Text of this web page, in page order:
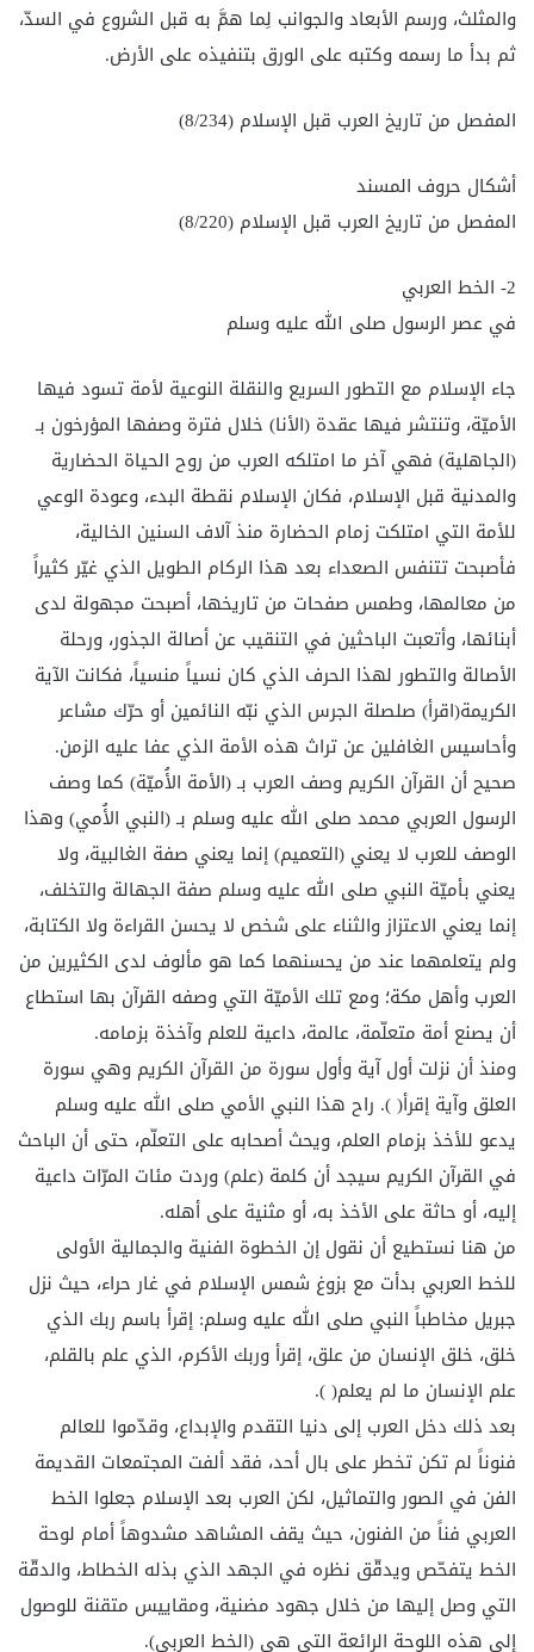
والمثلث، ورسم الأبعاد والجوانب لِما همَّ به قبل الشروع في السدّ،
ثم بدأ ما رسمه وكتبه على الورق بتنفيذه على الأرض.
المفصل من تاريخ العرب قبل الإسلام (8/234)
أشكال حروف المسند
المفصل من تاريخ العرب قبل الإسلام (8/220)
2- الخط العربي
في عصر الرسول صلى الله عليه وسلم
جاء الإسلام مع التطور السريع والنقلة النوعية لأمة تسود فيها
الأميّة، وتنتشر فيها عقدة (الأنا) خلال فترة وصفها المؤرخون بـ
(الجاهلية) فهي آخر ما امتلكه العرب من روح الحياة الحضارية
والمدنية قبل الإسلام، فكان الإسلام نقطة البدء، وعودة الوعي
للأمة التي امتلكت زمام الحضارة منذ آلاف السنين الخالية،
فأصبحت تتنفس الصعداء بعد هذا الركام الطويل الذي غيّر كثيراً
من معالمها، وطمس صفحات من تاريخها، أصبحت مجهولة لدى
أبنائها، وأتعبت الباحثين في التنقيب عن أصالة الجذور، ورحلة
الأصالة والتطور لهذا الحرف الذي كان نسياً منسياً، فكانت الآية
الكريمة(اقرأ) صلصلة الجرس الذي نبّه النائمين أو حرّك مشاعر
وأحاسيس الغافلين عن تراث هذه الأمة الذي عفا عليه الزمن.
صحيح أن القرآن الكريم وصف العرب بـ (الأمة الأُميّة) كما وصف
الرسول العربي محمد صلى الله عليه وسلم بـ (النبي الأُمي) وهذا
الوصف للعرب لا يعني (التعميم) إنما يعني صفة الغالبية، ولا
يعني بأميّة النبي صلى الله عليه وسلم صفة الجهالة والتخلف،
إنما يعني الاعتزاز والثناء على شخص لا يحسن القراءة ولا الكتابة،
ولم يتعلمهما عند من يحسنهما كما هو مألوف لدى الكثيرين من
العرب وأهل مكة؛ ومع تلك الأميّة التي وصفه القرآن بها استطاع
أن يصنع أمة متعلّمة، عالمة، داعية للعلم وآخذة بزمامه.
ومنذ أن نزلت أول آية وأول سورة من القرآن الكريم وهي سورة
العلق وآية إقرأ( ). راح هذا النبي الأمي صلى الله عليه وسلم
يدعو للأخذ بزمام العلم، ويحث أصحابه على التعلّم، حتى أن الباحث
في القرآن الكريم سيجد أن كلمة (علم) وردت مئات المرّات داعية
إليه، أو حاثة على الأخذ به، أو مثنية على أهله.
من هنا نستطيع أن نقول إن الخطوة الفنية والجمالية الأولى
للخط العربي بدأت مع بزوغ شمس الإسلام في غار حراء، حيث نزل
جبريل مخاطباً النبي صلى الله عليه وسلم: إقرأ باسم ربك الذي
خلق، خلق الإنسان من علق، إقرأ وربك الأكرم، الذي علم بالقلم،
علم الإنسان ما لم يعلم( ).
بعد ذلك دخل العرب إلى دنيا التقدم والإبداع، وقدّموا للعالم
فنوناً لم تكن تخطر على بال أحد، فقد ألفت المجتمعات القديمة
الفن في الصور والتماثيل، لكن العرب بعد الإسلام جعلوا الخط
العربي فناً من الفنون، حيث يقف المشاهد مشدوهاً أمام لوحة
الخط يتفحّص ويدقّق نظره في الجهد الذي بذله الخطاط، والدقّة
التي وصل إليها من خلال جهود مضنية، ومقاييس متقنة للوصول
إلى هذه اللوحة الرائعة التي هي (الخط العربي).